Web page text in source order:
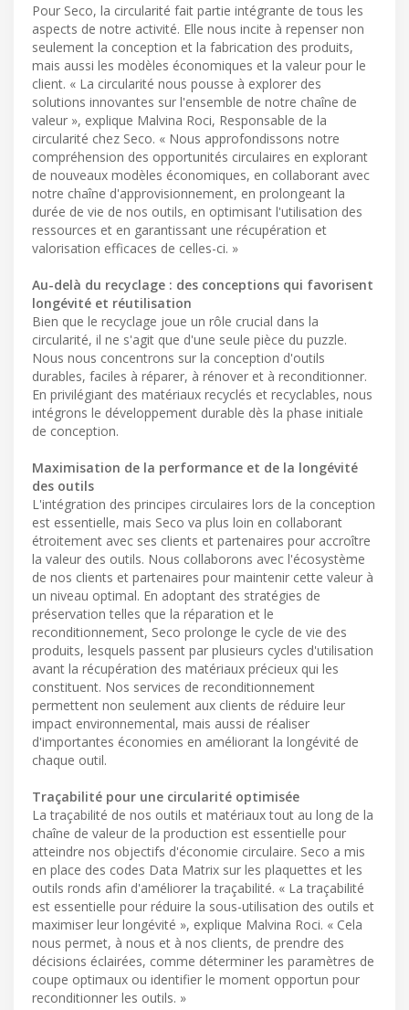
Pour Seco, la circularité fait partie intégrante de tous les
aspects de notre activité. Elle nous incite à repenser non
seulement la conception et la fabrication des produits,
mais aussi les modèles économiques et la valeur pour le
client. « La circularité nous pousse à explorer des
solutions innovantes sur l'ensemble de notre chaîne de
valeur », explique Malvina Roci, Responsable de la
circularité chez Seco. « Nous approfondissons notre
compréhension des opportunités circulaires en explorant
de nouveaux modèles économiques, en collaborant avec
notre chaîne d'approvisionnement, en prolongeant la
durée de vie de nos outils, en optimisant l'utilisation des
ressources et en garantissant une récupération et
valorisation efficaces de celles-ci. »
Au-delà du recyclage : des conceptions qui favorisent
longévité et réutilisation
Bien que le recyclage joue un rôle crucial dans la
circularité, il ne s'agit que d'une seule pièce du puzzle.
Nous nous concentrons sur la conception d'outils
durables, faciles à réparer, à rénover et à reconditionner.
En privilégiant des matériaux recyclés et recyclables, nous
intégrons le développement durable dès la phase initiale
de conception.
Maximisation de la performance et de la longévité
des outils
L'intégration des principes circulaires lors de la conception
est essentielle, mais Seco va plus loin en collaborant
étroitement avec ses clients et partenaires pour accroître
la valeur des outils. Nous collaborons avec l'écosystème
de nos clients et partenaires pour maintenir cette valeur à
un niveau optimal. En adoptant des stratégies de
préservation telles que la réparation et le
reconditionnement, Seco prolonge le cycle de vie des
produits, lesquels passent par plusieurs cycles d'utilisation
avant la récupération des matériaux précieux qui les
constituent. Nos services de reconditionnement
permettent non seulement aux clients de réduire leur
impact environnemental, mais aussi de réaliser
d'importantes économies en améliorant la longévité de
chaque outil.
Traçabilité pour une circularité optimisée
La traçabilité de nos outils et matériaux tout au long de la
chaîne de valeur de la production est essentielle pour
atteindre nos objectifs d'économie circulaire. Seco a mis
en place des codes Data Matrix sur les plaquettes et les
outils ronds afin d'améliorer la traçabilité. « La traçabilité
est essentielle pour réduire la sous-utilisation des outils et
maximiser leur longévité », explique Malvina Roci. « Cela
nous permet, à nous et à nos clients, de prendre des
décisions éclairées, comme déterminer les paramètres de
coupe optimaux ou identifier le moment opportun pour
reconditionner les outils. »